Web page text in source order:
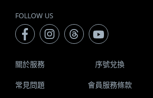
FOLLOW US
關於服務 序號兌換
常見問題 會員服務條款